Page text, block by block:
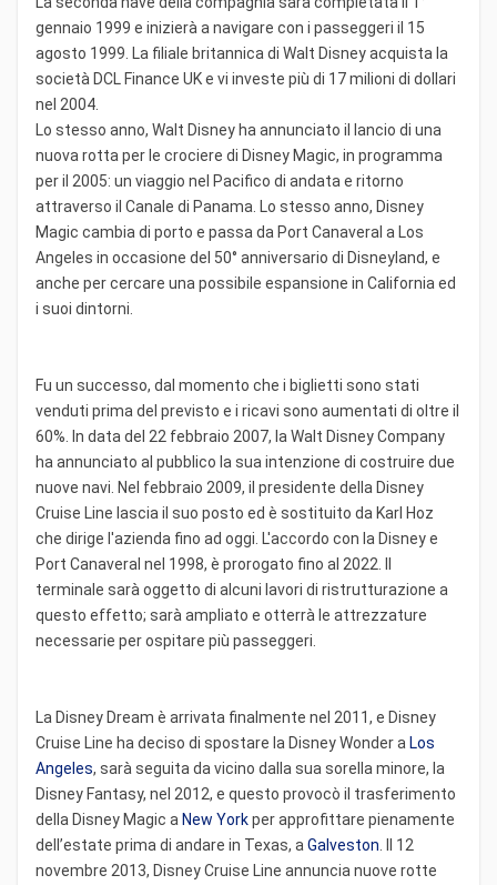
gennaio 1999 e inizierà a navigare con i passeggeri il 15
agosto 1999. La filiale britannica di Walt Disney acquista la
società DCL Finance UK e vi investe più di 17 milioni di dollari
nel 2004.
Lo stesso anno, Walt Disney ha annunciato il lancio di una
nuova rotta per le crociere di Disney Magic, in programma
per il 2005: un viaggio nel Pacifico di andata e ritorno
attraverso il Canale di Panama. Lo stesso anno, Disney
Magic cambia di porto e passa da Port Canaveral a Los
Angeles in occasione del 50° anniversario di Disneyland, e
anche per cercare una possibile espansione in California ed
i suoi dintorni.
Fu un successo, dal momento che i biglietti sono stati
venduti prima del previsto e i ricavi sono aumentati di oltre il
60%. In data del 22 febbraio 2007, la Walt Disney Company
ha annunciato al pubblico la sua intenzione di costruire due
nuove navi. Nel febbraio 2009, il presidente della Disney
Cruise Line lascia il suo posto ed è sostituito da Karl Hoz
che dirige l'azienda fino ad oggi. L'accordo con la Disney e
Port Canaveral nel 1998, è prorogato fino al 2022. Il
terminale sarà oggetto di alcuni lavori di ristrutturazione a
questo effetto; sarà ampliato e otterrà le attrezzature
necessarie per ospitare più passeggeri.
La Disney Dream è arrivata finalmente nel 2011, e Disney
Cruise Line ha deciso di spostare la Disney Wonder a Los
Angeles, sarà seguita da vicino dalla sua sorella minore, la
Disney Fantasy, nel 2012, e questo provocò il trasferimento
della Disney Magic a New Yorkper approfittare pienamente
dell’estate prima di andare in Texas, aGalveston. Il 12
novembre 2013, Disney Cruise Line annuncia nuove rotte